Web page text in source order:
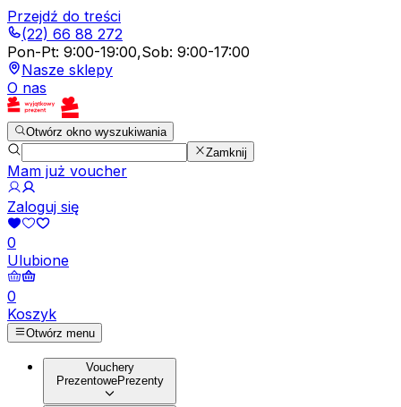
Przejdź do treści
(22) 66 88 272
Pon-Pt: 9:00-19:00,Sob: 9:00-17:00
Nasze sklepy
O nas
Otwórz okno wyszukiwania
Zamknij
Mam już voucher
Zaloguj się
0
Ulubione
0
Koszyk
Otwórz menu
Vouchery
PrezentowePrezenty